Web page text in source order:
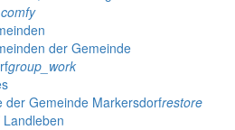
der Gemeinde
group_work
der Gemeinde Markersdorfrestore